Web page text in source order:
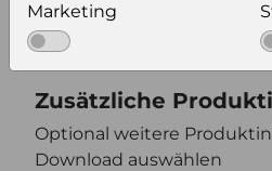
Bildauflösung
Zusätzliche
Optional weitere
Download auswählen
Marketing